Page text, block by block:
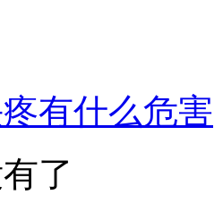
有什么危害
了